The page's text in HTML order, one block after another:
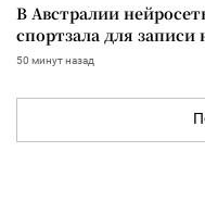
В Австралии
спортзала для записи
50 минут назад